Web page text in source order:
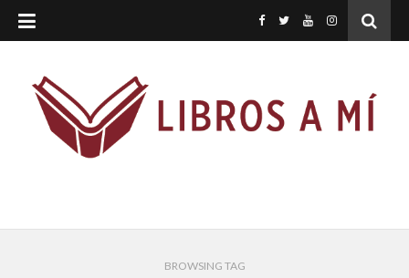
BROWSING TAG